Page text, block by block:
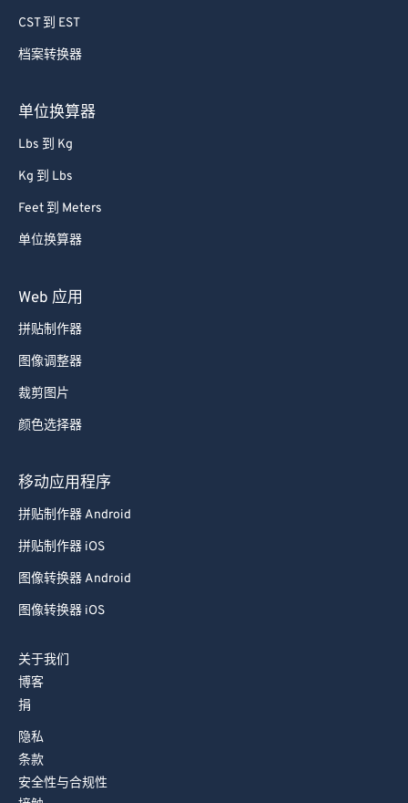
CST 到 EST
档案转换器
单位换算器
Lbs 到 Kg
Kg 到 Lbs
Feet 到 Meters
单位换算器
Web 应用
拼贴制作器
图像调整器
裁剪图片
颜色选择器
移动应用程序
拼贴制作器 Android
拼贴制作器 iOS
图像转换器 Android
图像转换器 iOS
关于我们
博客
捐
隐私
条款
安全性与合规性